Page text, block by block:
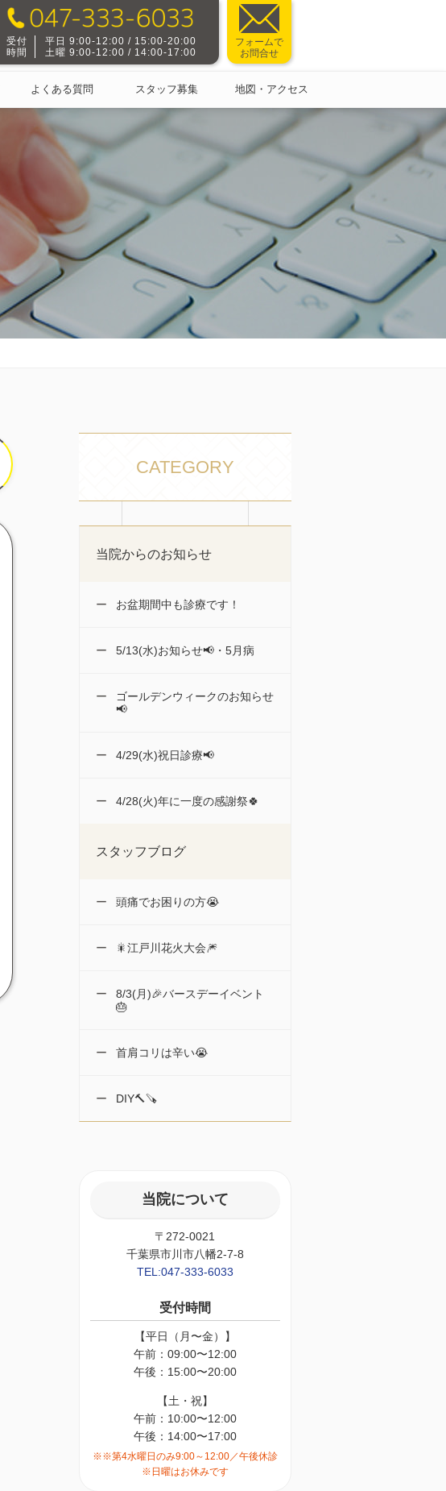
フォームで
お問合せ
受付
時間
平日 9:00-12:00 / 15:00-20:00
土曜 9:00-12:00 / 14:00-17:00
よくある質問 スタッフ募集 地図・アクセス
CATEGORY
当院からのお知らせ
お盆期間中も診療です！
5/13(水)お知らせ📢・5月病
ゴールデンウィークのお知らせ
📢
4/29(水)祝日診療📢
4/28(火)年に一度の感謝祭🍀
スタッフブログ
頭痛でお困りの方😭
🎇江戸川花火大会🎆
8/3(月)🎉バースデーイベント
🎂
首肩コリは辛い😭
DIY🔨🪚
当院について
〒272-0021
千葉県市川市八幡2-7-8
TEL:047-333-6033
受付時間
【平日（月〜金）】
午前：09:00〜12:00
午後：15:00〜20:00
【土・祝】
午前：10:00〜12:00
午後：14:00〜17:00
※※第4水曜日のみ9:00～12:00／午後休診
※日曜はお休みです